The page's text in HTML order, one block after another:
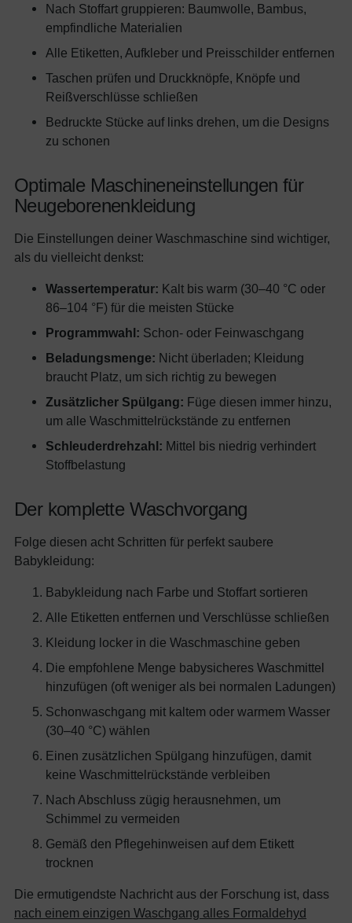
Nach Stoffart gruppieren: Baumwolle, Bambus,
empfindliche Materialien
Alle Etiketten, Aufkleber und Preisschilder entfernen
Taschen prüfen und Druckknöpfe, Knöpfe und
Reißverschlüsse schließen
Bedruckte Stücke auf links drehen, um die Designs
zu schonen
Optimale Maschineneinstellungen für
Neugeborenenkleidung
Die Einstellungen deiner Waschmaschine sind wichtiger,
als du vielleicht denkst:
Wassertemperatur: Kalt bis warm (30–40 °C oder
86–104 °F) für die meisten Stücke
Programmwahl: Schon- oder Feinwaschgang
Beladungsmenge: Nicht überladen; Kleidung
braucht Platz, um sich richtig zu bewegen
Zusätzlicher Spülgang: Füge diesen immer hinzu,
um alle Waschmittelrückstände zu entfernen
Schleuderdrehzahl: Mittel bis niedrig verhindert
Stoffbelastung
Der komplette Waschvorgang
Folge diesen acht Schritten für perfekt saubere
Babykleidung:
Babykleidung nach Farbe und Stoffart sortieren
Alle Etiketten entfernen und Verschlüsse schließen
Kleidung locker in die Waschmaschine geben
Die empfohlene Menge babysicheres Waschmittel
hinzufügen (oft weniger als bei normalen Ladungen)
Schonwaschgang mit kaltem oder warmem Wasser
(30–40 °C) wählen
Einen zusätzlichen Spülgang hinzufügen, damit
keine Waschmittelrückstände verbleiben
Nach Abschluss zügig herausnehmen, um
Schimmel zu vermeiden
Gemäß den Pflegehinweisen auf dem Etikett
trocknen
Die ermutigendste Nachricht aus der Forschung ist, dass
nach einem einzigen Waschgang alles Formaldehyd